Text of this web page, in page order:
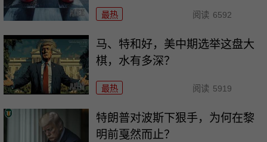
最热 阅读 6592
马、特和好，美中期选举这盘大
棋，水有多深？
最热 阅读 5919
特朗普对波斯下狠手，为何在黎
明前戛然而止？